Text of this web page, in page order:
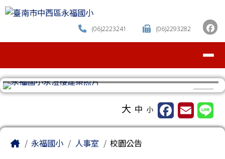
跳至主內容區
臺南市中西區永福國小
(06)2223241 (06)2293282
大 中 小
Home永福國小 人事室 校園公告
頁尾區域